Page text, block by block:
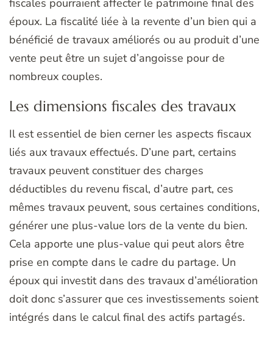
époux. La fiscalité liée à la revente d’un bien qui a
bénéficié de travaux améliorés ou au produit d’une
vente peut être un sujet d’angoisse pour de
nombreux couples.
Les dimensions fiscales des travaux
Il est essentiel de bien cerner les aspects fiscaux
liés aux travaux effectués. D’une part, certains
travaux peuvent constituer des charges
déductibles du revenu fiscal, d’autre part, ces
mêmes travaux peuvent, sous certaines conditions,
générer une plus-value lors de la vente du bien.
Cela apporte une plus-value qui peut alors être
prise en compte dans le cadre du partage. Un
époux qui investit dans des travaux d’amélioration
doit donc s’assurer que ces investissements soient
intégrés dans le calcul final des actifs partagés.